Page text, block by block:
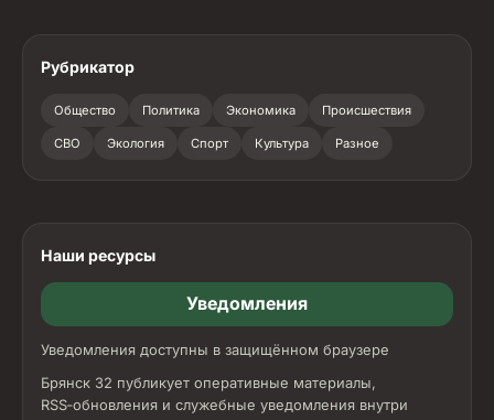
Рубрикатор
Общество Политика Экономика Происшествия
СВО Экология Спорт Культура Разное
Наши ресурсы
Уведомления
Уведомления доступны в защищённом браузере
Брянск 32 публикует оперативные материалы,
RSS‑обновления и служебные уведомления внутри